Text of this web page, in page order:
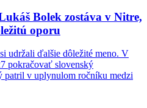
Bolek zostáva v Nitre,
oporu
udržali ďalšie dôležité meno. V
pokračovať slovenský
patril v uplynulom ročníku medzi